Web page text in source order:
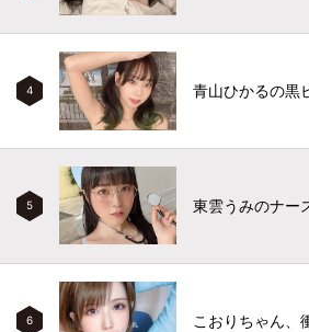
4 青山ひかるの黒
5 東雲うみのナー
6 こおりちゃん、